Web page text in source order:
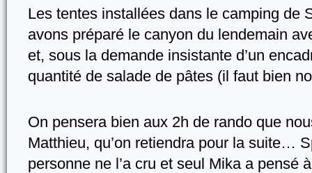
Les tentes installées dans le camping de
avons préparé le canyon du lendemain
et, sous la demande insistante d’un
quantité de salade de pâtes (il faut bien
On pensera bien aux 2h de rando que
Matthieu, qu’on retiendra pour la suite…
personne ne l’a cru et seul Mika a pensé